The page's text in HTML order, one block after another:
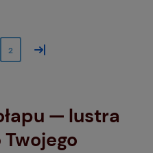
2 »
— lustra